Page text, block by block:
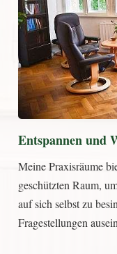
Entspannen und
Meine Praxisräume
geschützten Raum,
auf sich selbst zu
Fragestellungen